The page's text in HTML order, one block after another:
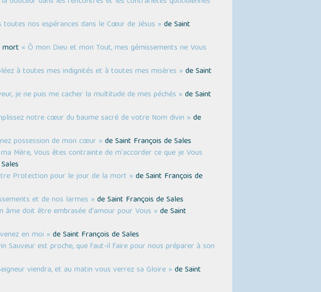
nos espérances dans le Cœur de Jésus » de Saint
mort « Ô mon Dieu et mon Tout, mes gémissements ne Vous
à toutes mes indignités et à toutes mes misères » de Saint
je ne puis me cacher la multitude de mes péchés » de Saint
notre cœur du baume sacré de votre Nom divin » de
possession de mon cœur » de Saint François de Sales
Mère, Vous êtes contrainte de m'accorder ce que je Vous
Protection pour le jour de la mort » de Saint François de
et de nos larmes » de Saint François de Sales
âme doit être embrasée d'amour pour Vous » de Saint
en moi » de Saint François de Sales
Sauveur est proche, que faut-il faire pour nous préparer à son
viendra, et au matin vous verrez sa Gloire » de Saint